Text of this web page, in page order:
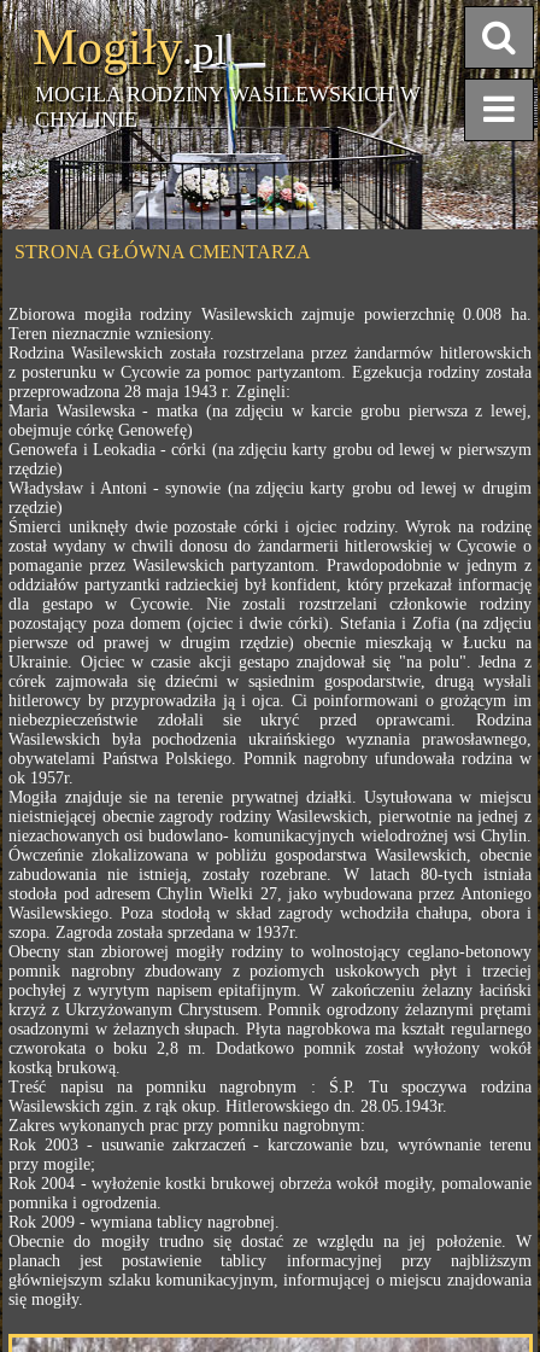
Mogiły.pl
MOGIŁA RODZINY WASILEWSKICH W
CHYLINIE
STRONA GŁÓWNA CMENTARZA
Zbiorowa mogiła rodziny Wasilewskich zajmuje powierzchnię 0.008 ha.
Teren nieznacznie wzniesiony.
Rodzina Wasilewskich została rozstrzelana przez żandarmów hitlerowskich
z posterunku w Cycowie za pomoc partyzantom. Egzekucja rodziny została
przeprowadzona 28 maja 1943 r. Zginęli:
Maria Wasilewska - matka (na zdjęciu w karcie grobu pierwsza z lewej,
obejmuje córkę Genowefę)
Genowefa i Leokadia - córki (na zdjęciu karty grobu od lewej w pierwszym
rzędzie)
Władysław i Antoni - synowie (na zdjęciu karty grobu od lewej w drugim
rzędzie)
Śmierci uniknęły dwie pozostałe córki i ojciec rodziny. Wyrok na rodzinę
został wydany w chwili donosu do żandarmerii hitlerowskiej w Cycowie o
pomaganie przez Wasilewskich partyzantom. Prawdopodobnie w jednym z
oddziałów partyzantki radzieckiej był konfident, który przekazał informację
dla gestapo w Cycowie. Nie zostali rozstrzelani członkowie rodziny
pozostający poza domem (ojciec i dwie córki). Stefania i Zofia (na zdjęciu
pierwsze od prawej w drugim rzędzie) obecnie mieszkają w Łucku na
Ukrainie. Ojciec w czasie akcji gestapo znajdował się "na polu". Jedna z
córek zajmowała się dziećmi w sąsiednim gospodarstwie, drugą wysłali
hitlerowcy by przyprowadziła ją i ojca. Ci poinformowani o grożącym im
niebezpieczeństwie zdołali sie ukryć przed oprawcami. Rodzina
Wasilewskich była pochodzenia ukraińskiego wyznania prawosławnego,
obywatelami Państwa Polskiego. Pomnik nagrobny ufundowała rodzina w
ok 1957r.
Mogiła znajduje sie na terenie prywatnej działki. Usytułowana w miejscu
nieistniejącej obecnie zagrody rodziny Wasilewskich, pierwotnie na jednej z
niezachowanych osi budowlano- komunikacyjnych wielodrożnej wsi Chylin.
Ówczeńnie zlokalizowana w pobliżu gospodarstwa Wasilewskich, obecnie
zabudowania nie istnieją, zostały rozebrane. W latach 80-tych istniała
stodoła pod adresem Chylin Wielki 27, jako wybudowana przez Antoniego
Wasilewskiego. Poza stodołą w skład zagrody wchodziła chałupa, obora i
szopa. Zagroda została sprzedana w 1937r.
Obecny stan zbiorowej mogiły rodziny to wolnostojący ceglano-betonowy
pomnik nagrobny zbudowany z poziomych uskokowych płyt i trzeciej
pochyłej z wyrytym napisem epitafijnym. W zakończeniu żelazny łaciński
krzyż z Ukrzyżowanym Chrystusem. Pomnik ogrodzony żelaznymi prętami
osadzonymi w żelaznych słupach. Płyta nagrobkowa ma kształt regularnego
czworokata o boku 2,8 m. Dodatkowo pomnik został wyłożony wokół
kostką brukową.
Treść napisu na pomniku nagrobnym : Ś.P. Tu spoczywa rodzina
Wasilewskich zgin. z rąk okup. Hitlerowskiego dn. 28.05.1943r.
Zakres wykonanych prac przy pomniku nagrobnym:
Rok 2003 - usuwanie zakrzaczeń - karczowanie bzu, wyrównanie terenu
przy mogile;
Rok 2004 - wyłożenie kostki brukowej obrzeża wokół mogiły, pomalowanie
pomnika i ogrodzenia.
Rok 2009 - wymiana tablicy nagrobnej.
Obecnie do mogiły trudno się dostać ze względu na jej położenie. W
planach jest postawienie tablicy informacyjnej przy najbliższym
główniejszym szlaku komunikacyjnym, informującej o miejscu znajdowania
się mogiły.